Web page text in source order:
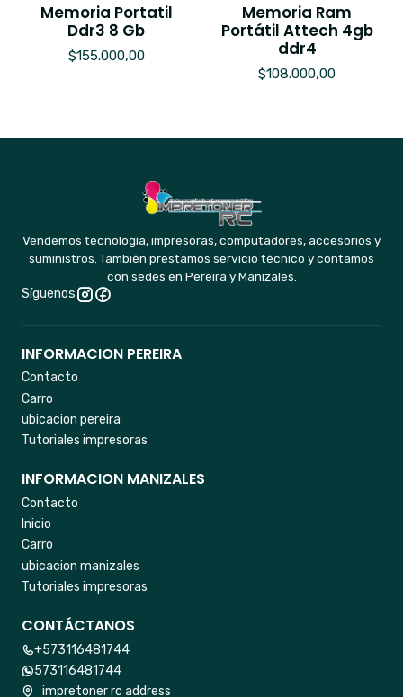
Memoria Portatil
Ddr3 8 Gb
$155.000,00
Memoria Ram
Portátil Attech 4gb
ddr4
$108.000,00
Vendemos tecnología, impresoras, computadores, accesorios y
suministros. También prestamos servicio técnico y contamos
con sedes en Pereira y Manizales.
Síguenos
INFORMACION PEREIRA
Contacto
Carro
ubicacion pereira
Tutoriales impresoras
INFORMACION MANIZALES
Contacto
Inicio
Carro
ubicacion manizales
Tutoriales impresoras
CONTÁCTANOS
+573116481744
573116481744
impretoner rc address